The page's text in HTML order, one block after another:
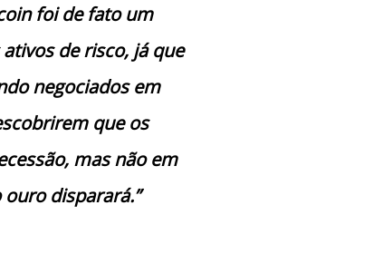
foi de fato um
de risco, já que
negociados em
que os
mas não em
disparará.”